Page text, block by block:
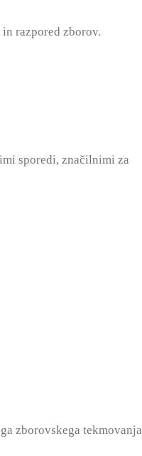
razpored zborov.
sporedi, značilnimi za
zborovskega tekmovanja